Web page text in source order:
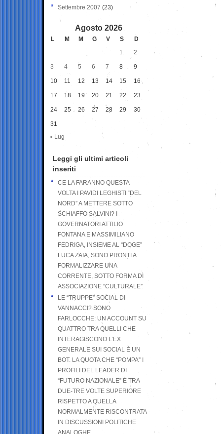
Settembre 2007 (23)
Agosto 2026
L M M G V S
D
1
2
3 4 5 6 7 8 9
10 11 12 13 14 15 16
17 18 19 20 21 22 23
24 25 26 27 28 29 30
31
« Lug
Leggi gli ultimi articoli
inseriti
CE LA FARANNO QUESTA
VOLTA I PAVIDI LEGHISTI “DEL
NORD” A METTERE SOTTO
SCHIAFFO SALVINI? I
GOVERNATORI ATTILIO
FONTANA E MASSIMILIANO
FEDRIGA, INSIEME AL “DOGE”
LUCA ZAIA, SONO PRONTI A
FORMALIZZARE UNA
CORRENTE, SOTTO FORMA DI
ASSOCIAZIONE “CULTURALE”
LE “TRUPPE” SOCIAL DI
VANNACCI? SONO
FARLOCCHE: UN ACCOUNT SU
QUATTRO TRA QUELLI CHE
INTERAGISCONO L’EX
GENERALE SUI SOCIAL È UN
BOT. LA QUOTA CHE “POMPA” I
PROFILI DEL LEADER DI
“FUTURO NAZIONALE” È TRA
DUE-TRE VOLTE SUPERIORE
RISPETTO A QUELLA
NORMALMENTE RISCONTRATA
IN DISCUSSIONI POLITICHE
ANALOGHE